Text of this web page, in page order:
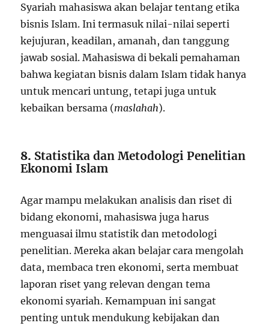
Syariah mahasiswa akan belajar tentang etika
bisnis Islam. Ini termasuk nilai-nilai seperti
kejujuran, keadilan, amanah, dan tanggung
jawab sosial. Mahasiswa di bekali pemahaman
bahwa kegiatan bisnis dalam Islam tidak hanya
untuk mencari untung, tetapi juga untuk
kebaikan bersama (maslahah).
8. Statistika dan Metodologi Penelitian
Ekonomi Islam
Agar mampu melakukan analisis dan riset di
bidang ekonomi, mahasiswa juga harus
menguasai ilmu statistik dan metodologi
penelitian. Mereka akan belajar cara mengolah
data, membaca tren ekonomi, serta membuat
laporan riset yang relevan dengan tema
ekonomi syariah. Kemampuan ini sangat
penting untuk mendukung kebijakan dan